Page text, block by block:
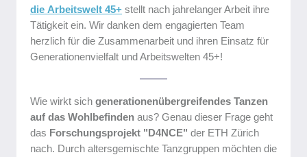
die Arbeitswelt 45+ stellt nach jahrelanger Arbeit ihre
Tätigkeit ein. Wir danken dem engagierten Team
herzlich für die Zusammenarbeit und ihren Einsatz für
Generationenvielfalt und Arbeitswelten 45+!
Wie wirkt sich generationenübergreifendes Tanzen
auf das Wohlbefinden aus? Genau dieser Frage geht
das Forschungsprojekt "D4NCE" der ETH Zürich
nach. Durch altersgemischte Tanzgruppen möchten die